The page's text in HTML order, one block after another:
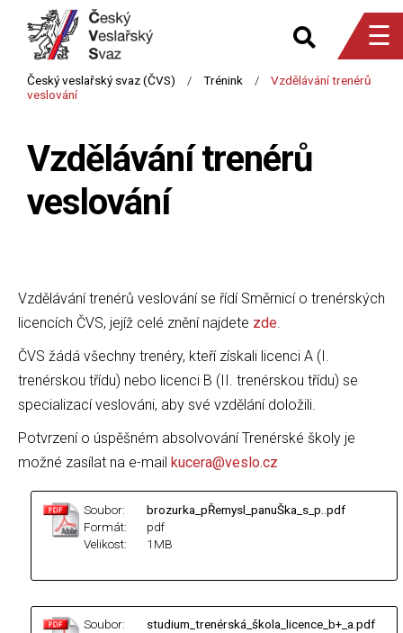
☰
Vzdělávání trenérů
veslování
Vzdělávání trenérů veslování se řídí Směrnicí o trenérských
licencích ČVS, jejíž celé znění najdete zde
ČVS žádá všechny trenéry, kteří získali licenci A (I.
trenérskou třídu) nebo licenci B (II. trenérskou třídu) se
specializací veslováni, aby své vzdělání doložili.
Potvrzení o úspěšném absolvování Trenérské školy je
možné zasílat na e-mail kucera@veslo.cz
Soubor:
brozurka_pŘemysl_panuŠka_s_p..pdf
Formát:
pdf
Velikost:
1MB
Soubor:
studium_trenérská_škola_licence_b+_a.pdf